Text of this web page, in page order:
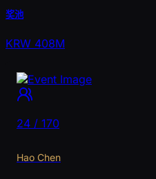
奖池
KRW 408M
24 / 170
Hao Chen